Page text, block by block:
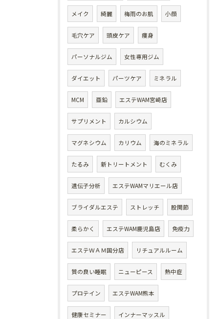
メイク 綺麗 梅雨のお肌 小顔
毛穴ケア 頭皮ケア 痩身
パーソナルジム 女性専用ジム
ダイエット パーツケア ミネラル
MCM 亜鉛 エステWAM宮崎店
サプリメント カルシウム
マグネシウム カリウム 海のミネラル
たるみ 新トリートメント むくみ
遺伝子分析 エステWAMマリエール店
ブライダルエステ ストレッチ 股関節
柔らかく エステWAM鹿児島店 免疫力
エステＷＡＭ国分店 リチュアルルーム
質の良い睡眠 ニューピース 熱中症
プロテイン エステWAM熊本
健康セミナー インナーマッスル